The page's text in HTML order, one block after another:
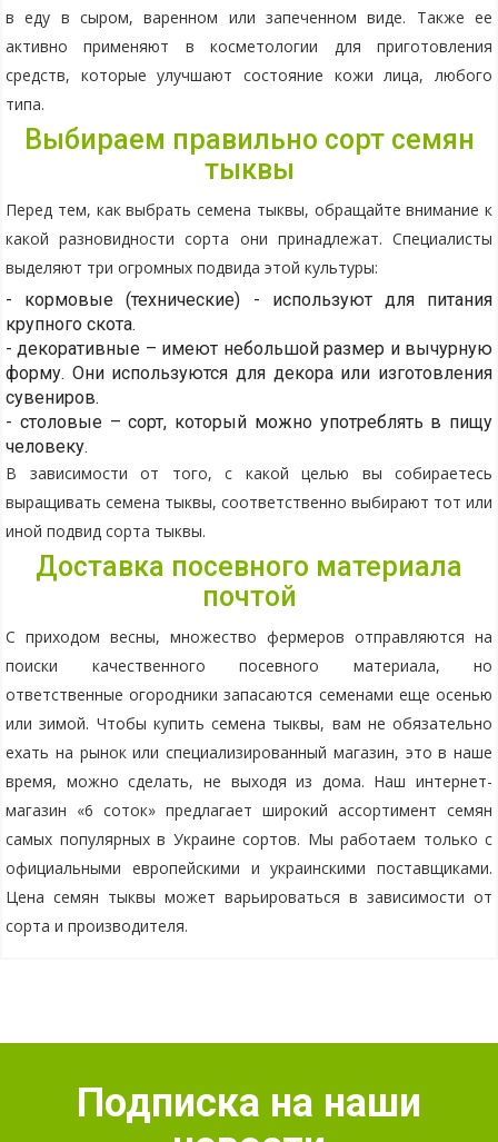
в еду в сыром, варенном или запеченном виде. Также ее
активно применяют в косметологии для приготовления
средств, которые улучшают состояние кожи лица, любого
типа.
Выбираем правильно сорт семян
тыквы
Перед тем, как выбрать семена тыквы, обращайте внимание к
какой разновидности сорта они принадлежат. Специалисты
выделяют три огромных подвида этой культуры:
- кормовые (технические) - используют для питания
крупного скота.
- декоративные – имеют небольшой размер и вычурную
форму. Они используются для декора или изготовления
сувениров.
- столовые – сорт, который можно употреблять в пищу
человеку.
В зависимости от того, с какой целью вы собираетесь
выращивать семена тыквы, соответственно выбирают тот или
иной подвид сорта тыквы.
Доставка посевного материала
почтой
С приходом весны, множество фермеров отправляются на
поиски качественного посевного материала, но
ответственные огородники запасаются семенами еще осенью
или зимой. Чтобы купить семена тыквы, вам не обязательно
ехать на рынок или специализированный магазин, это в наше
время, можно сделать, не выходя из дома. Наш интернет-
магазин «6 соток» предлагает широкий ассортимент семян
самых популярных в Украине сортов. Мы работаем только с
официальными европейскими и украинскими поставщиками.
Цена семян тыквы может варьироваться в зависимости от
сорта и производителя.
Подписка на наши